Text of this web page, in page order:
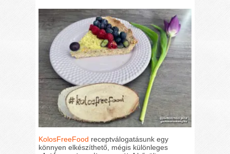
KolosFreeFood receptválogatásunk egy
könnyen elkészíthető, mégis különleges